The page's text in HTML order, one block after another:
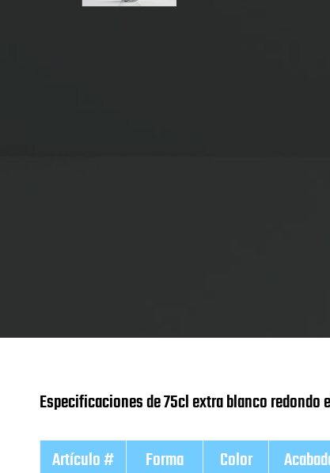
Especificaciones de 75cl extra blanco
Artículo # Forma Color